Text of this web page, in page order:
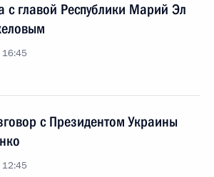
с главой Республики Марий Эл
16:45
с Президентом Украины
12:45